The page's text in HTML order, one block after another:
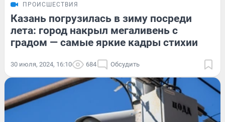
ПРОИСШЕСТВИЯ
Казань погрузилась в зиму посреди
лета: город накрыл мегаливень с
градом — самые яркие кадры стихии
30 июля, 2024, 16:10 684 Обсудить